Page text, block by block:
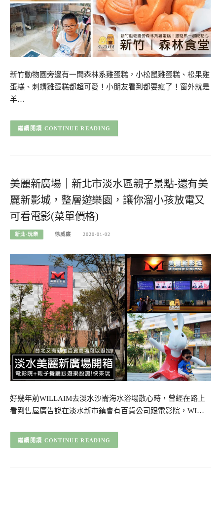
新竹動物園旁邊有一間森林系雞蛋糕，小松鼠雞蛋糕、松果雞
蛋糕、刺蝟雞蛋糕都超可愛！小朋友看到都要瘋了！窗外就是
羊…
CONTINUE READING
美麗新廣場｜新北市淡水區親子景點-還有美
麗新影城，整層遊樂園，讓你溜小孩放電又
可看電影(菜單價格)
新北-玩樂 徐威廉 2020-01-02
好幾年前WILLAIM去淡水沙崙海水浴場散心時，曾經在路上
看到售屋廣告說在淡水新市鎮會有百貨公司跟電影院，WI…
CONTINUE READING